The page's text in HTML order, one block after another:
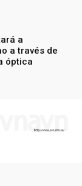
a
a través de
óptica